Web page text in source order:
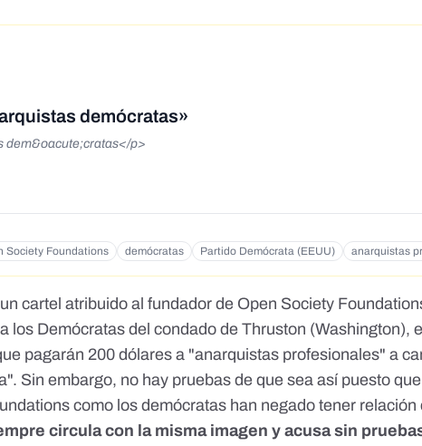
demócratas»
dem&oacute;cratas</p>
Society Foundations demócratas Partido Demócrata (EEUU) anarquistas
cartel atribuido al fundador de Open Society
los Demócratas del condado de Thruston (Washington),
pagarán 200 dólares a "anarquistas profesionales" a
Sin embargo, no hay pruebas de que sea así puesto
como los demócratas han negado tener relación
circula con la misma imagen y acusa sin